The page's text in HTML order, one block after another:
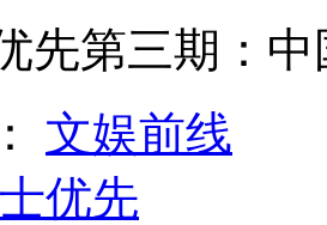
伤一男一女
第三期：中
文娱前线
优先